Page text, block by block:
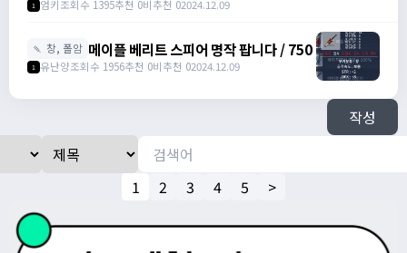
1 엄키조회수 1395추천 0비추천 02024.12.09
🍡 창, 폴암 메이플 베리트 스피어 명작 팝니다 / 750
1 유난양조회수 1956추천 0비추천 02024.12.09
작성
1 2 3 4 5 >